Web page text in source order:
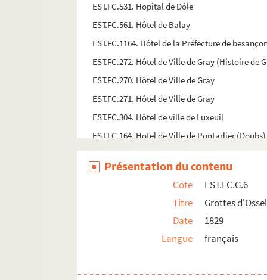
EST.FC.531. Hopital de Dôle
EST.FC.561. Hôtel de Balay
EST.FC.1164. Hôtel de la Préfecture de
EST.FC.272. Hôtel de Ville de Gray (Histoire
EST.FC.270. Hôtel de Ville de Gray
EST.FC.271. Hôtel de Ville de Gray
EST.FC.304. Hôtel de ville de Luxeuil
EST.FC.164. Hotel de Ville de Pontarlier (Doubs)
EST.FC.M.215. Hugo Babelus Hippolytanus
EST.FC.M.74. Humbert Lulier
EST.FC.1238. IIe vue des environs de Besançon
EST.FC.1239. IIe vue des environs de Besançon
EST.FC.342 2. IIe vue du château de
EST.FC.344. IIe vue du château de
Présentation du contenu
Cote
EST.FC.G.6
Titre
Grottes
Date
1829
Langue
français